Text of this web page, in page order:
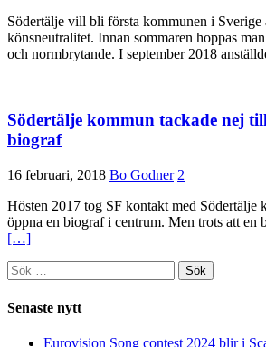
Södertälje vill bli första kommunen i Sverige
könsneutralitet. Innan sommaren hoppas
och normbrytande. I september 2018
Södertälje kommun tackade nej
biograf
16 februari, 2018 Bo Godner 2
Hösten 2017 tog SF kontakt med Södertälje
öppna en biograf i centrum. Men trots att en
[…]
Sök
efter:
Senaste nytt
Eurovision Song contest 2024 blir i